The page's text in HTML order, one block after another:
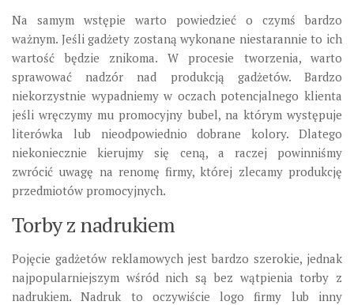
Na samym wstępie warto powiedzieć o czymś bardzo
ważnym. Jeśli gadżety zostaną wykonane niestarannie to ich
wartość będzie znikoma. W procesie tworzenia, warto
sprawować nadzór nad produkcją gadżetów. Bardzo
niekorzystnie wypadniemy w oczach potencjalnego klienta
jeśli wręczymy mu promocyjny bubel, na którym występuje
literówka lub nieodpowiednio dobrane kolory. Dlatego
niekoniecznie kierujmy się ceną, a raczej powinniśmy
zwrócić uwagę na renomę firmy, której zlecamy produkcję
przedmiotów promocyjnych.
Torby z nadrukiem
Pojęcie gadżetów reklamowych jest bardzo szerokie, jednak
najpopularniejszym wśród nich są bez wątpienia torby z
nadrukiem. Nadruk to oczywiście logo firmy lub inny